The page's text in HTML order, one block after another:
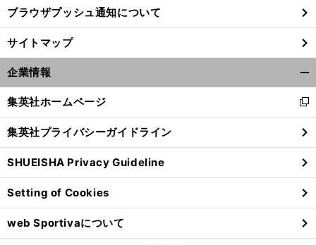
ブラウザプッシュ通知について
サイトマップ
企業情報
閉
る
集英社ホームページ
新
し
い
ウ
ィ
ン
ド
ウ
で
開
集英社プライバシーガイドライン
SHUEISHA Privacy Guideline
Setting of Cookies
web Sportivaについて